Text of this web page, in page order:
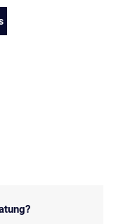
quattro S line AHK
1.5 TFSI S tronic
Audi A3 Limo.35 TFSi